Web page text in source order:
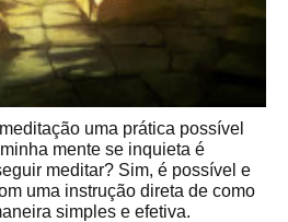
uma prática possível
mente se inquieta é
meditar? Sim, é possível e
uma instrução direta de como
simples e efetiva.